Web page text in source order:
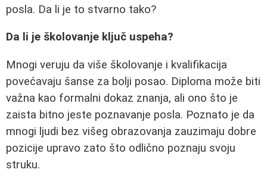
posla. Da li je to stvarno tako?
Da li je školovanje ključ uspeha?
Mnogi veruju da više školovanje i kvalifikacija
povećavaju šanse za bolji posao. Diploma može biti
važna kao formalni dokaz znanja, ali ono što je
zaista bitno jeste poznavanje posla. Poznato je da
mnogi ljudi bez višeg obrazovanja zauzimaju dobre
pozicije upravo zato što odlično poznaju svoju
struku.